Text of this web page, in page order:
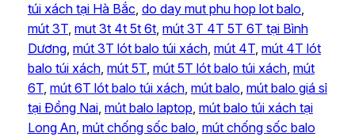
túi xách tại Hà Bắc, do day mut phu hop lot balo
mút 3T, mut 3t 4t 5t 6t, mút 3T 4T 5T 6T tại Bình
Dương, mút 3T lót balo túi xách, mút 4T, mút 4T lót
balo túi xách, mút 5T, mút 5T lót balo túi xách, mút
6T, mút 6T lót balo túi xách, mút balo, mút balo giá sỉ
tại Đồng Nai, mút balo laptop, mút balo túi xách tại
Long An, mút chống sốc balo, mút chống sốc balo